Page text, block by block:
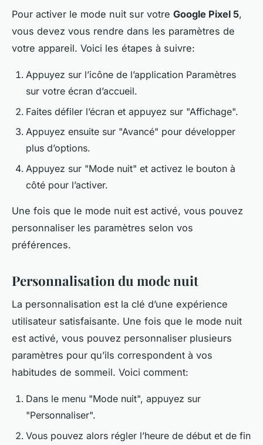
Pour activer le mode nuit sur votre Google Pixel 5,
vous devez vous rendre dans les paramètres de
votre appareil. Voici les étapes à suivre:
Appuyez sur l’icône de l’application Paramètres
sur votre écran d’accueil.
Faites défiler l’écran et appuyez sur "Affichage".
Appuyez ensuite sur "Avancé" pour développer
plus d’options.
Appuyez sur "Mode nuit" et activez le bouton à
côté pour l’activer.
Une fois que le mode nuit est activé, vous pouvez
personnaliser les paramètres selon vos
préférences.
Personnalisation du mode nuit
La personnalisation est la clé d’une expérience
utilisateur satisfaisante. Une fois que le mode nuit
est activé, vous pouvez personnaliser plusieurs
paramètres pour qu’ils correspondent à vos
habitudes de sommeil. Voici comment:
Dans le menu "Mode nuit", appuyez sur
"Personnaliser".
Vous pouvez alors régler l’heure de début et de fin